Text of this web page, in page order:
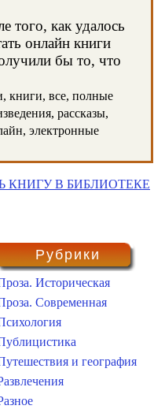
того, как удалось
онлайн книги
бы то, что
книги, все, полные
рассказы,
электронные
КНИГУ В БИБЛИОТЕКЕ
Рубрики
Историческая
Современная
и география